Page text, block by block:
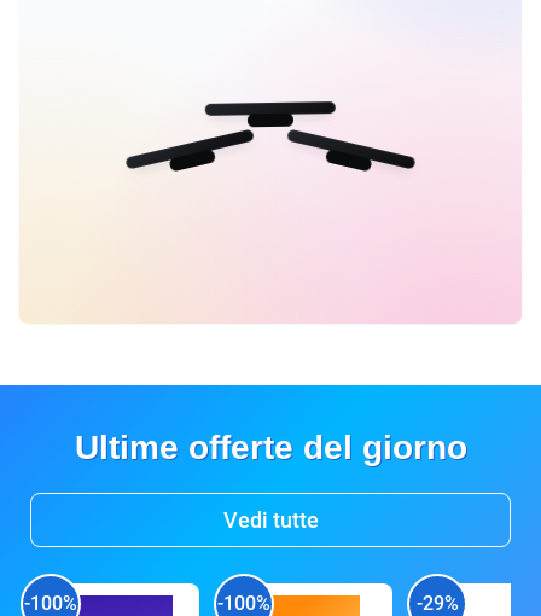
Ultime offerte del giorno
Vedi tutte
-100% -100% -29%